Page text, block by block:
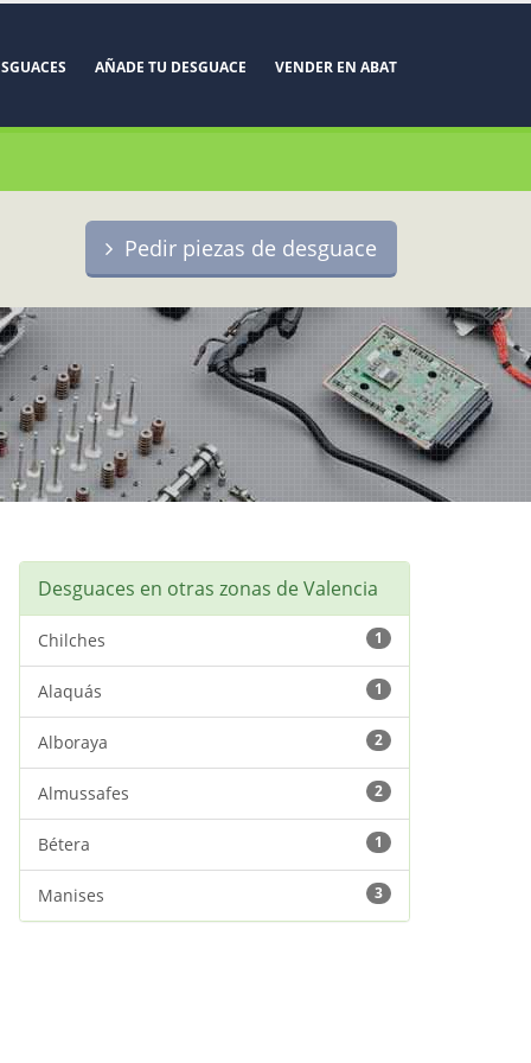
AÑADE TU DESGUACE VENDER EN ABAT
Pedir piezas de desguace
Desguaces en otras zonas de Valencia
Chilches 1
Alaquás 1
Alboraya 2
Almussafes 2
Bétera 1
Manises 3